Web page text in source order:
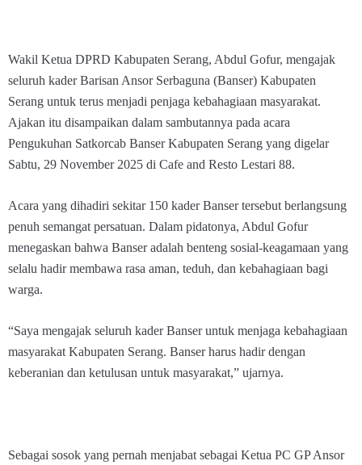
Wakil Ketua DPRD Kabupaten Serang, Abdul Gofur, mengajak
seluruh kader Barisan Ansor Serbaguna (Banser) Kabupaten
Serang untuk terus menjadi penjaga kebahagiaan masyarakat.
Ajakan itu disampaikan dalam sambutannya pada acara
Pengukuhan Satkorcab Banser Kabupaten Serang yang digelar
Sabtu, 29 November 2025 di Cafe and Resto Lestari 88.
Acara yang dihadiri sekitar 150 kader Banser tersebut berlangsung
penuh semangat persatuan. Dalam pidatonya, Abdul Gofur
menegaskan bahwa Banser adalah benteng sosial-keagamaan yang
selalu hadir membawa rasa aman, teduh, dan kebahagiaan bagi
warga.
“Saya mengajak seluruh kader Banser untuk menjaga kebahagiaan
masyarakat Kabupaten Serang. Banser harus hadir dengan
keberanian dan ketulusan untuk masyarakat,” ujarnya.
Sebagai sosok yang pernah menjabat sebagai Ketua PC GP Ansor